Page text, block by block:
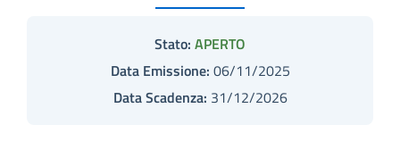
Stato: APERTO
Data Emissione: 06/11/2025
Data Scadenza: 31/12/2026